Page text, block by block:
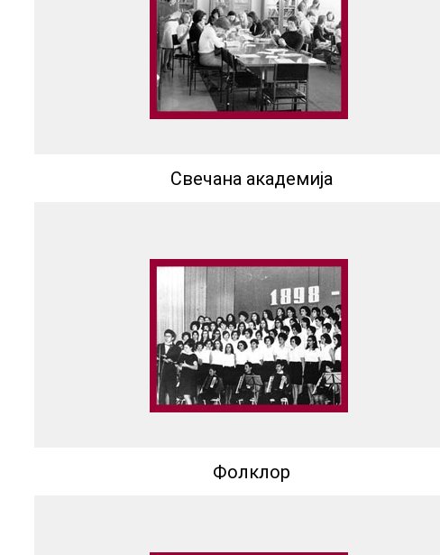
Свечана академија
Фолклор